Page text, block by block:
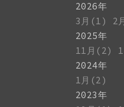
2026年
3月(1)
2
2025年
11月(2)
2024年
1月(2)
2023年